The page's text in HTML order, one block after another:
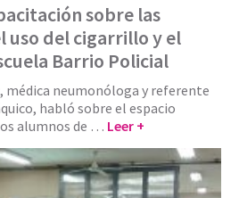
sobre las
uso del cigarrillo y el
Barrio Policial
médica neumonóloga y referente
habló sobre el espacio
alumnos de … Leer +